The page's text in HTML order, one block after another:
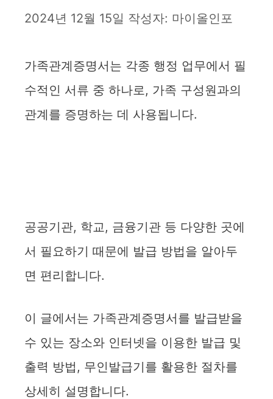
2024년 12월 15일 작성자: 마이올인포
가족관계증명서는 각종 행정 업무에서 필
수적인 서류 중 하나로, 가족 구성원과의
관계를 증명하는 데 사용됩니다.
공공기관, 학교, 금융기관 등 다양한 곳에
서 필요하기 때문에 발급 방법을 알아두
면 편리합니다.
이 글에서는 가족관계증명서를 발급받을
수 있는 장소와 인터넷을 이용한 발급 및
출력 방법, 무인발급기를 활용한 절차를
상세히 설명합니다.